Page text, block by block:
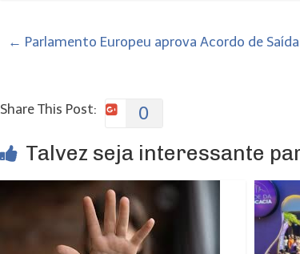
← Parlamento Europeu aprova Acordo de
Share This Post:
0
Talvez seja interessante